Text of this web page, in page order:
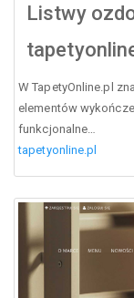
Listwy
W TapetyOnline.pl
elementów
funkcjonalne…
tapetyonline.pl